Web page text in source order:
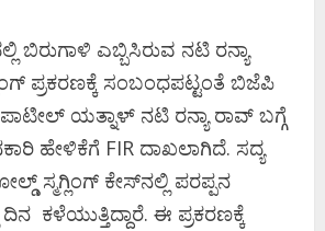
ಬಿರುಗಾಳಿ ಎಬ್ಬಿಸಿರುವ ನಟಿ ರನ್ಯಾ
ಪ್ರಕರಣಕ್ಕೆ ಸಂಬಂಧಪಟ್ಟಂತೆ ಬಿಜೆಪಿ
ಯತ್ನಾಳ್‌ ನಟಿ ರನ್ಯಾ ರಾವ್‌ ಬಗ್ಗೆ
ಹೇಳಿಕೆಗೆ FIR ದಾಖಲಾಗಿದೆ. ಸದ್ಯ
ಸ್ಮಗ್ಲಿಂಗ್‌ ಕೇಸ್‌ನಲ್ಲಿ ಪರಪ್ಪನ
ಕಳೆಯುತ್ತಿದ್ದಾರೆ. ಈ ಪ್ರಕರಣಕ್ಕೆ